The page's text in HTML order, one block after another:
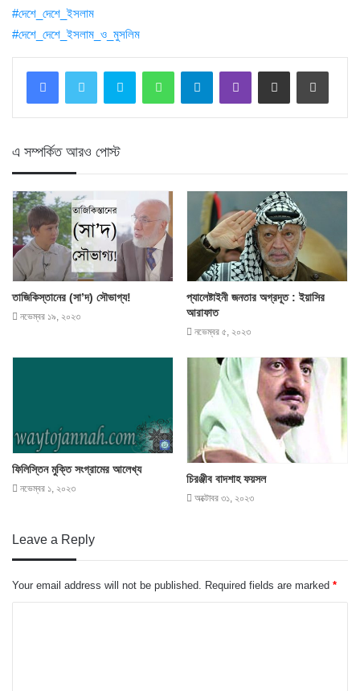
‪#‎দেশে_দেশে_ইসলাম‬
‪#‎দেশে_দেশে_ইসলাম_ও_মুসলিম‬
Skype WhatsAppTelegramViber Share via Email Print
এ সম্পর্কিত আরও পোস্ট
তাজিকিস্তানের (সা’দ) সৌভাগ্য!
নভেম্বর ১৯, ২০২৩
প্যালেষ্টাইনী জনতার অগ্রদূত : ইয়াসির
আরাফাত
নভেম্বর ৫, ২০২৩
ফিলিস্তিন মুক্তি সংগ্রামের আলেখ্য
নভেম্বর ১, ২০২৩
চিরঞ্জীব বাদশাহ ফয়সল
অক্টোবর ৩১, ২০২৩
Leave a Reply
Your email address will not be published. Required fields are marked *